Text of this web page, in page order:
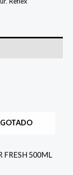
FRESH 500ML